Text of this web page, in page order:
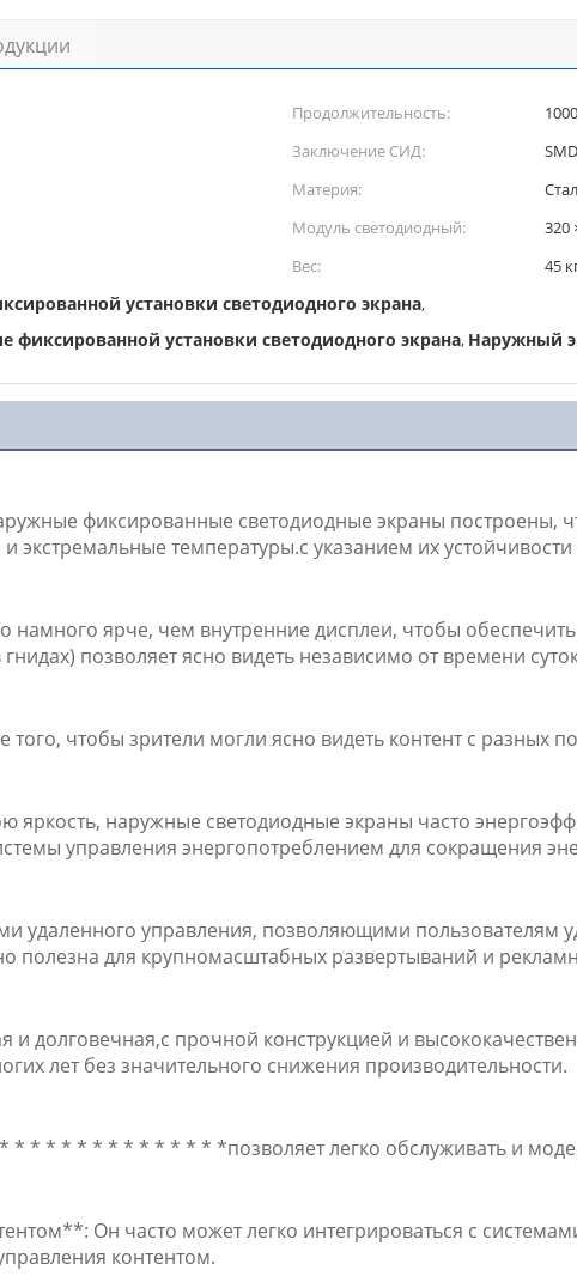
Продолжительность:
Заключение СИД:
Материя:
Модуль светодиодный:
320
Вес:
45
установки светодиодного экрана,
фиксированной установки светодиодного экрана, Наружный
фиксированные светодиодные экраны построены,
экстремальные температуры.с указанием их
ярче, чем внутренние дисплеи, чтобы
позволяет ясно видеть независимо от времени
чтобы зрители могли ясно видеть контент с разных
наружные светодиодные экраны часто
управления энергопотреблением для сокращения
удаленного управления, позволяющими пользователям
полезна для крупномасштабных развертываний и
и долговечная,с прочной конструкцией и
лет без значительного снижения производительности.
* * * * * * * * * * *позволяет легко обслуживать и
Он часто может легко интегрироваться с
контентом.